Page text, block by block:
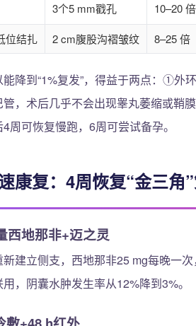
3个5 mm戳孔 10–20 倍
位结扎 2 cm腹股沟褶皱纹 8–25 倍
降到“1%复发”，得益于两点：①
，术后几乎不会出现睾丸萎缩或鞘
周可恢复慢跑，6周可尝试备孕。
康复：4周恢复“金三角
西地那非+迈之灵
建立侧支，西地那非25 mg每晚一
，阴囊水肿发生率从12%降到3%。